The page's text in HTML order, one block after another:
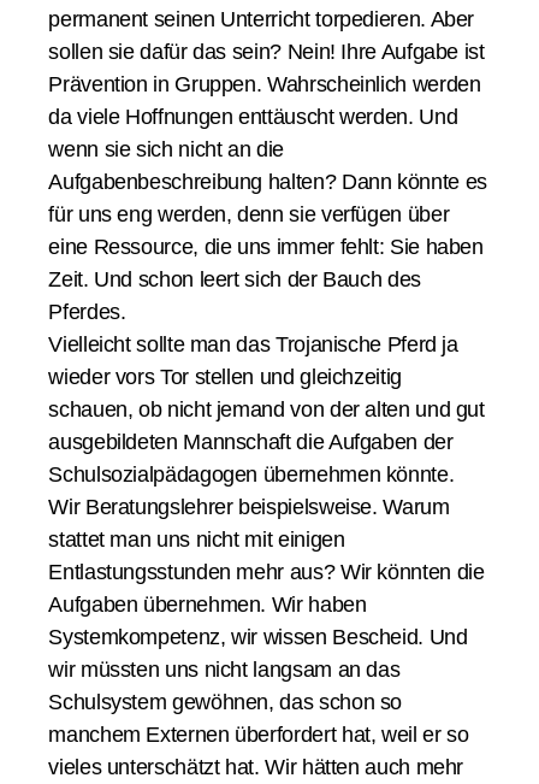
permanent seinen Unterricht torpedieren. Aber
sollen sie dafür das sein? Nein! Ihre Aufgabe ist
Prävention in Gruppen. Wahrscheinlich werden
da viele Hoffnungen enttäuscht werden. Und
wenn sie sich nicht an die
Aufgabenbeschreibung halten? Dann könnte es
für uns eng werden, denn sie verfügen über
eine Ressource, die uns immer fehlt: Sie haben
Zeit. Und schon leert sich der Bauch des
Pferdes.
Vielleicht sollte man das Trojanische Pferd ja
wieder vors Tor stellen und gleichzeitig
schauen, ob nicht jemand von der alten und gut
ausgebildeten Mannschaft die Aufgaben der
Schulsozialpädagogen übernehmen könnte.
Wir Beratungslehrer beispielsweise. Warum
stattet man uns nicht mit einigen
Entlastungsstunden mehr aus? Wir könnten die
Aufgaben übernehmen. Wir haben
Systemkompetenz, wir wissen Bescheid. Und
wir müssten uns nicht langsam an das
Schulsystem gewöhnen, das schon so
manchem Externen überfordert hat, weil er so
vieles unterschätzt hat. Wir hätten auch mehr